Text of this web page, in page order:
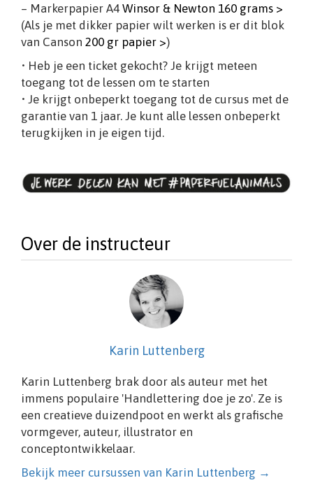
– Markerpapier A4 Winsor & Newton 160 grams >
(Als je met dikker papier wilt werken is er dit blok
van Canson 200 gr papier >)
• Heb je een ticket gekocht? Je krijgt meteen
toegang tot de lessen om te starten
• Je krijgt onbeperkt toegang tot de cursus met de
garantie van 1 jaar. Je kunt alle lessen onbeperkt
terugkijken in je eigen tijd.
Over de instructeur
Karin Luttenberg
Karin Luttenberg brak door als auteur met het
immens populaire 'Handlettering doe je zo'. Ze is
een creatieve duizendpoot en werkt als grafische
vormgever, auteur, illustrator en
conceptontwikkelaar.
Bekijk meer cursussen van Karin Luttenberg →